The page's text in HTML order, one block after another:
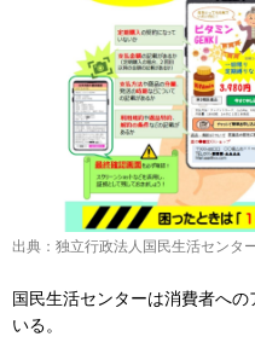
出典：独立行政法人国民生活センタ
国民生活センターは消費者へ
いる。